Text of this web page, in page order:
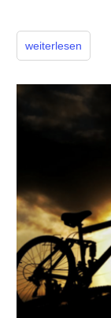
weiterlesen